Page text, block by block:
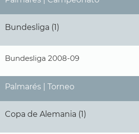
Bundesliga (1)
Bundesliga 2008-09
Palmarés | Torneo
Copa de Alemania (1)